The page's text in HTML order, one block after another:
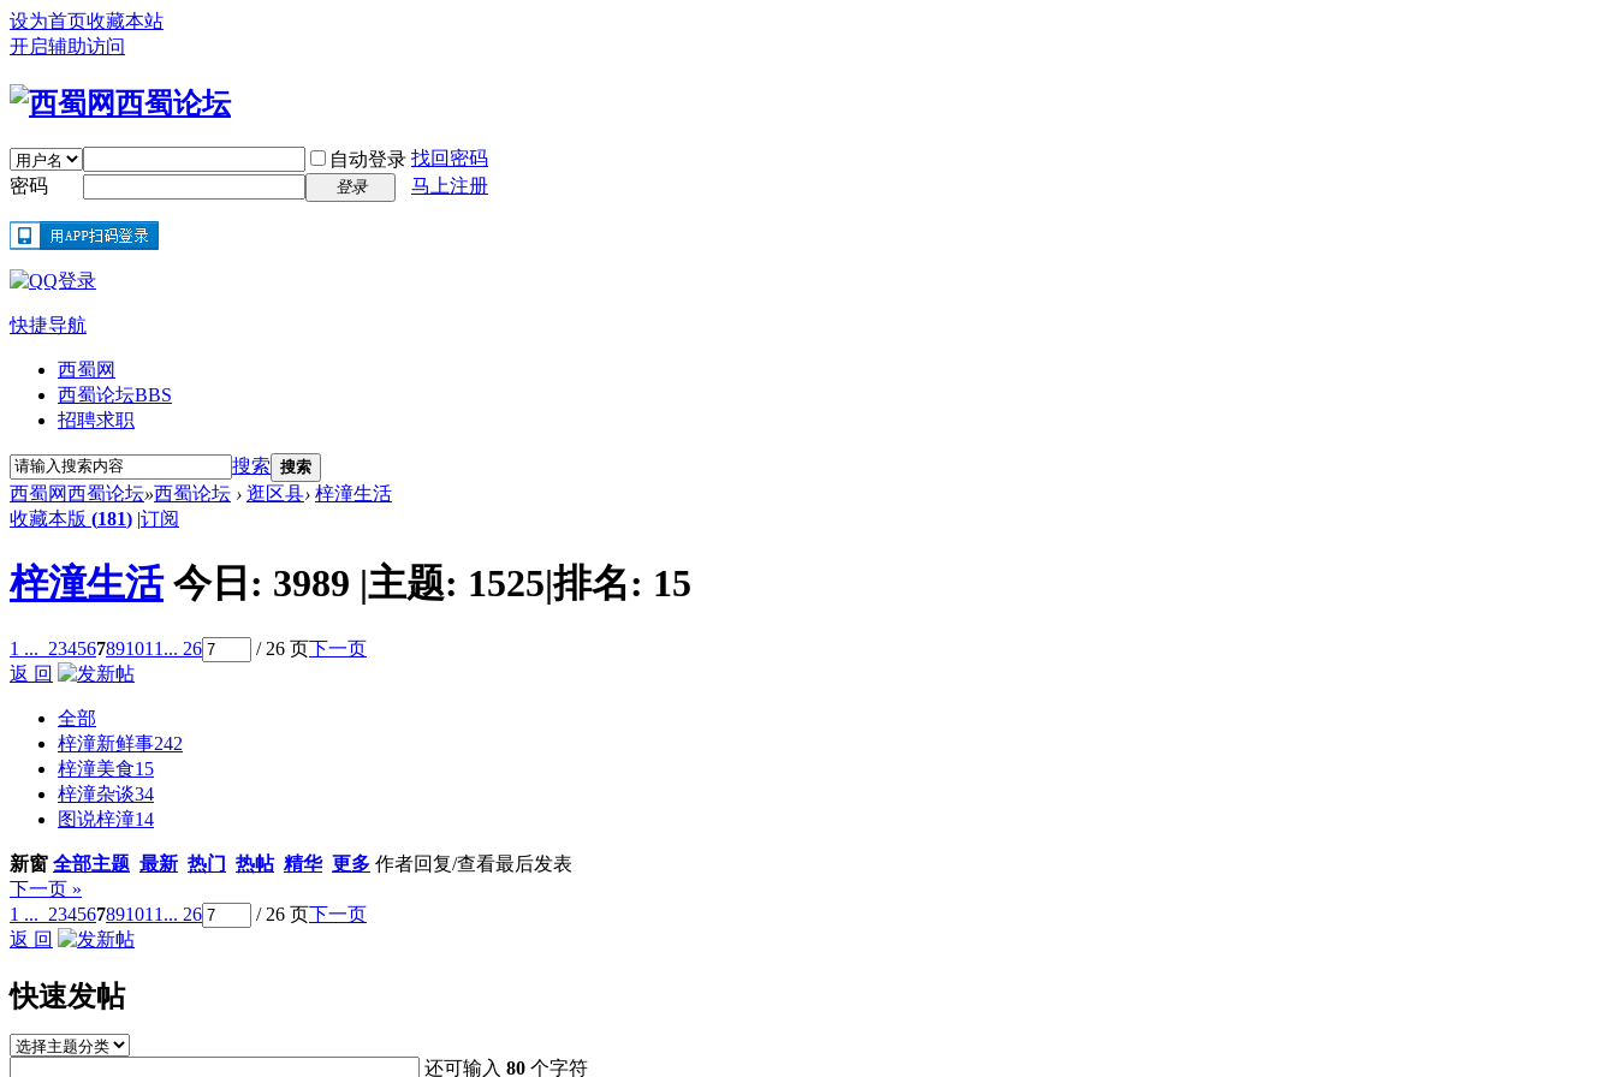
设为首页收藏本站
开启辅助访问
自动登录 找回密码
密码
登录 马上注册
快捷导航
西蜀网
西蜀论坛BBS
招聘求职
搜索 搜索
西蜀网西蜀论坛»西蜀论坛 › 逛区县› 梓潼生活
收藏本版 (181) |订阅
梓潼生活 今日: 3989 |主题: 1525|排名: 15
1 ... 234567891011 ... 26 / 26 页下一页
返 回
全部
梓潼新鲜事242
梓潼美食15
梓潼杂谈34
图说梓潼14
新窗 全部主题 最新 热门 热帖 精华 更多 作者回复/查看最后发表
下一页 »
1 ... 234567891011 ... 26 / 26 页下一页
返 回
快速发帖
还可输入80 个字符